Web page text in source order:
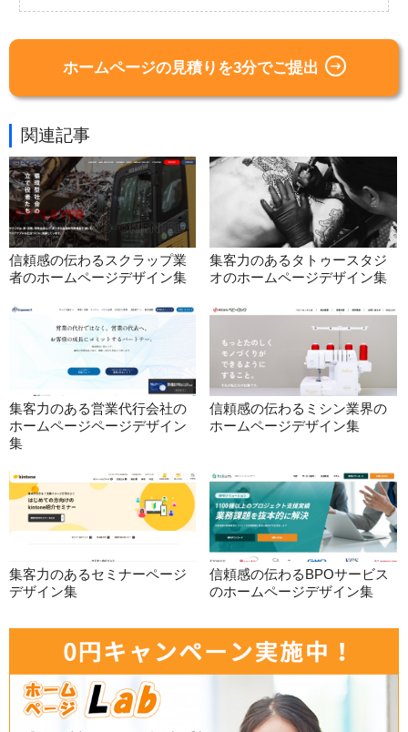
ホームページの見積りを3分でご提出
関連記事
信頼感の伝わるスクラップ業
者のホームページデザイン集
集客力のあるタトゥースタジ
オのホームページデザイン集
集客力のある営業代行会社の
ホームページページデザイン
集
信頼感の伝わるミシン業界の
ホームページデザイン集
集客力のあるセミナーページ
デザイン集
信頼感の伝わるBPOサービス
のホームページデザイン集